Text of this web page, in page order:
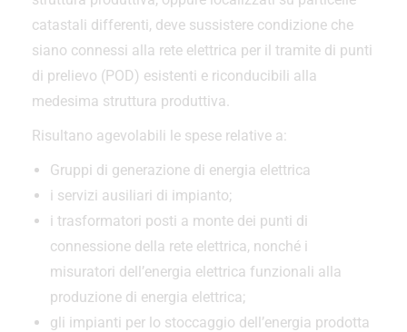
catastali differenti, deve sussistere condizione che
siano connessi alla rete elettrica per il tramite di punti
di prelievo (POD) esistenti e riconducibili alla
medesima struttura produttiva.
Risultano agevolabili le spese relative a:
Gruppi di generazione di energia elettrica
i servizi ausiliari di impianto;
i trasformatori posti a monte dei punti di
connessione della rete elettrica, nonché i
misuratori dell’energia elettrica funzionali alla
produzione di energia elettrica;
gli impianti per lo stoccaggio dell’energia prodotta